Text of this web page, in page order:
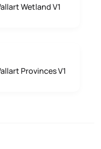
Wetland V1
Provinces V1